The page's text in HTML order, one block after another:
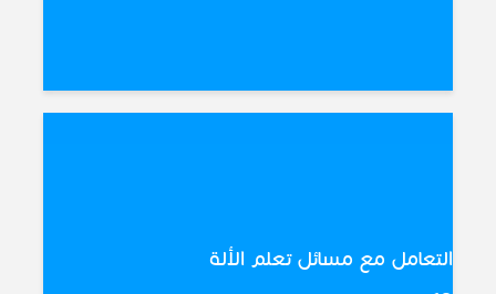
التعامل مع مسائل تعلم الألة